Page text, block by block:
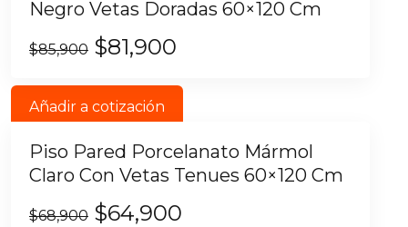
Negro Vetas Doradas 60×120 Cm
$85,900 $81,900
Añadir a cotización
Piso Pared Porcelanato Mármol
Claro Con Vetas Tenues 60×120 Cm
$68,900 $64,900